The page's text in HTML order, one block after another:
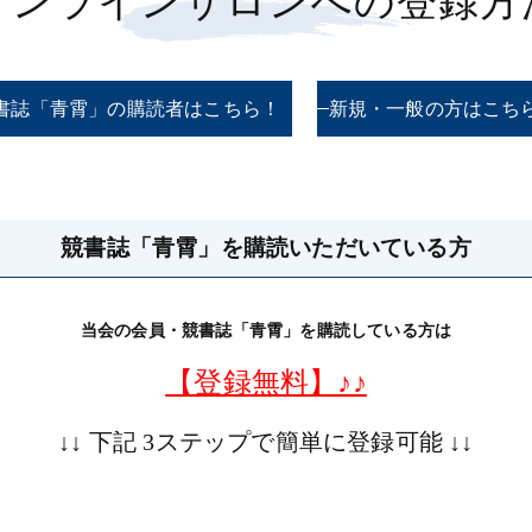
誌「青霄」の購読者はこちら！ 新規・一般の方はこち
競書誌「青霄」を購読いただいている方
当会の会員・競書誌「青霄」を購読している方は
【登録無料】♪♪
↓↓ 下記 3ステップで簡単に登録可能 ↓↓